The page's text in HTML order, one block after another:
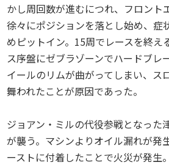
かし周回数が進むにつれ、フロント
徐々にポジションを落とし始め、症
めピットイン。15周でレースを終え
ス序盤にゼブラゾーンでハードブレ
イールのリムが曲がってしまい、ス
舞われたことが原因であった。
ジョアン・ミルの代役参戦となった
が襲う。マシンよりオイル漏れが発
ーストに付着したことで火災が発生